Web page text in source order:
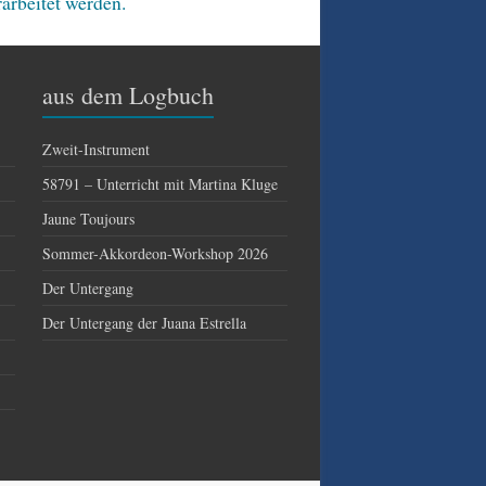
aus dem Logbuch
Zweit-Instrument
58791 – Unterricht mit Martina Kluge
Jaune Toujours
Sommer-Akkordeon-Workshop 2026
Der Untergang
Der Untergang der Juana Estrella